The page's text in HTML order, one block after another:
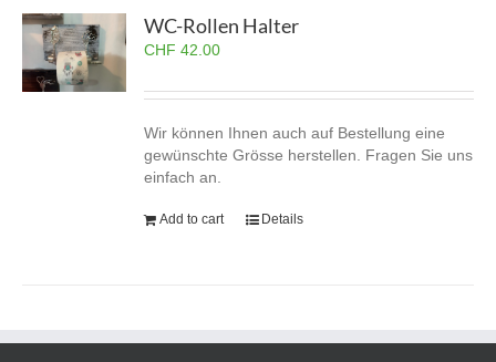
WC-Rollen Halter
CHF 42.00
Wir können Ihnen auch auf Bestellung eine
gewünschte Grösse herstellen. Fragen Sie uns
einfach an.
Add to cart Details